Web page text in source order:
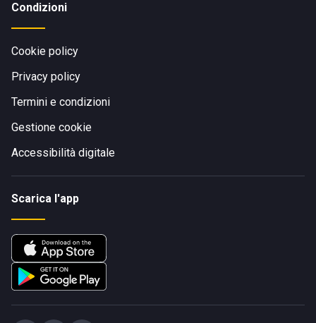
Condizioni
Cookie policy
Privacy policy
Termini e condizioni
Gestione cookie
Accessibilità digitale
Scarica l'app